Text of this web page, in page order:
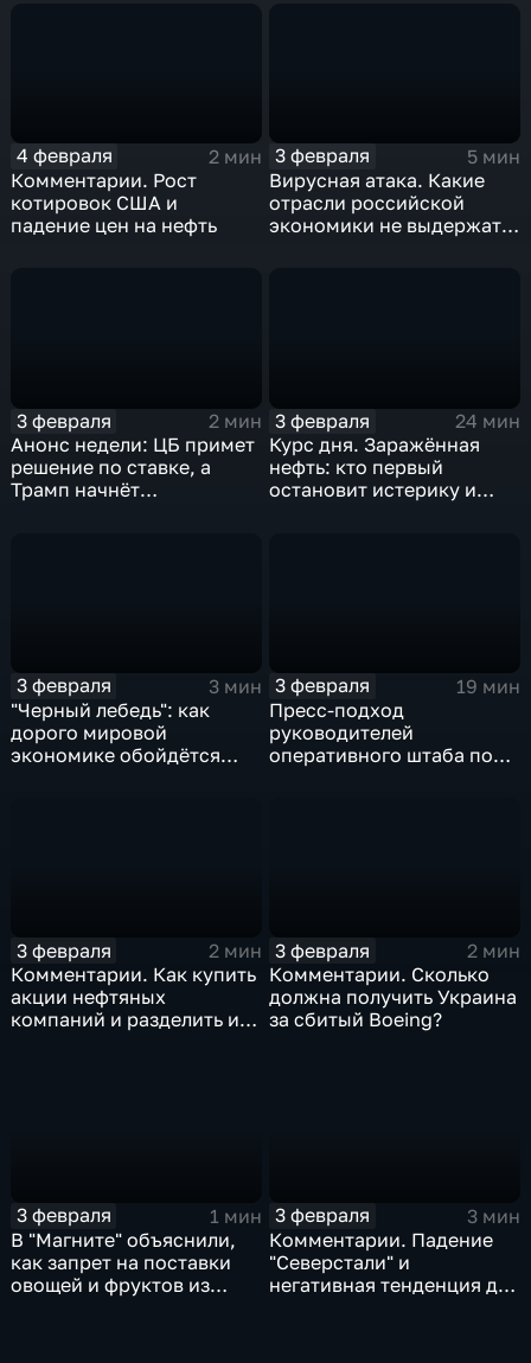
4 февраля
2 мин
Комментарии. Рост
котировок США и
падение цен на нефть
3 февраля
5 мин
Вирусная атака. Какие
отрасли российской
экономики не выдержат
3 февраля
2 мин
Анонс недели: ЦБ примет
решение по ставке, а
Трамп начнёт
3 февраля
24 мин
Курс дня. Заражённая
нефть: кто первый
остановит истерику и
3 февраля
3 мин
"Черный лебедь": как
дорого мировой
экономике обойдётся
3 февраля
19 мин
Пресс-подход
руководителей
оперативного штаба по
3 февраля
2 мин
Комментарии. Как купить
акции нефтяных
компаний и разделить их
3 февраля
2 мин
Комментарии. Сколько
должна получить Украина
за сбитый Boeing?
3 февраля
1 мин
В "Магните" объяснили,
как запрет на поставки
овощей и фруктов из
3 февраля
3 мин
Комментарии. Падение
"Северстали" и
негативная тенденция для